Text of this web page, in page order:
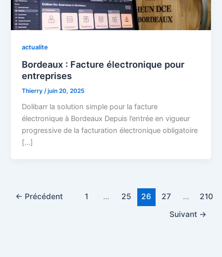
actualite
Bordeaux : Facture électronique pour
entreprises
Thierry /juin 20, 2025
Dolibarr la solution simple pour la facture
électronique à Bordeaux Depuis l’entrée en vigueur
progressive de la facturation électronique obligatoire
[…]
← Précédent 1 … 25 26 27 …
210
Suivant →